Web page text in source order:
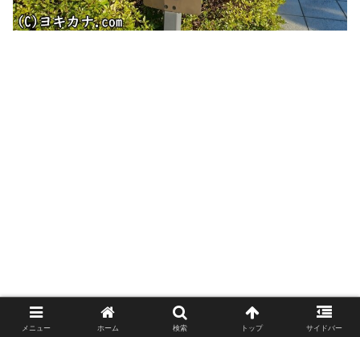
メニュー ホーム 検索 トップ サイドバー